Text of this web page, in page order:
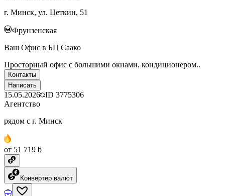
г. Минск, ул. Цеткин, 51
Фрунзенская
Ваш Офис в БЦ Саако
Просторный офис с большими окнами, кондиционером..
Контакты
Написать
15.05.2026 ID 3775306
Агентство
рядом с г. Минск
от 51 719 ƃ
Конвертер валют